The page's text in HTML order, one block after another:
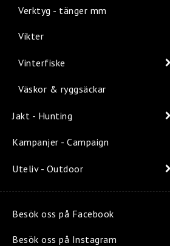
Verktyg - tänger mm
Vikter
Vinterfiske
Väskor & ryggsäckar
Jakt - Hunting
Kampanjer - Campaign
Uteliv - Outdoor
Besök oss på Facebook
Besök oss på Instagram